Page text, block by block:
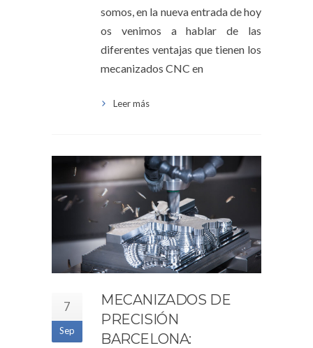
somos, en la nueva entrada de hoy
os venimos a hablar de las
diferentes ventajas que tienen los
mecanizados CNC en
Leer más
7
Sep
MECANIZADOS DE
PRECISIÓN
BARCELONA: